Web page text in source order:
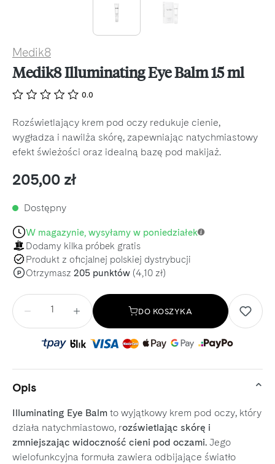
Medik8
Medik8 Illuminating Eye Balm 15 ml
0.0
Rozświetlający krem pod oczy redukuje cienie,
wygładza i nawilża skórę, zapewniając natychmiastowy
efekt świeżości oraz idealną bazę pod makijaż.
Cena regularna:
205,00 zł
Dostępny
W magazynie, wysyłamy w poniedziałek
Dodamy kilka próbek gratis
Produkt z oficjalnej polskiej dystrybucji
P Otrzymasz 205 punktów (4,10 zł)
Ilość
DO KOSZYKA
Opis
Illuminating Eye Balm to wyjątkowy krem pod oczy, który
działa natychmiastowo, rozświetlając skórę i
zmniejszając widoczność cieni pod oczami. Jego
wielofunkcyjna formuła zawiera odbijające światło